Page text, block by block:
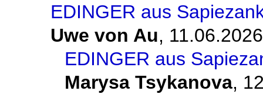
EDINGER aus
Uwe von Au,
EDINGER aus
Marysa Tsykanova,